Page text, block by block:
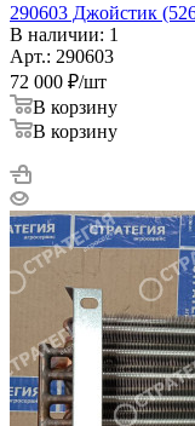
290603 Джойстик
В наличии: 1
Арт.: 290603
72 000 ₽/шт
В корзину
В корзину